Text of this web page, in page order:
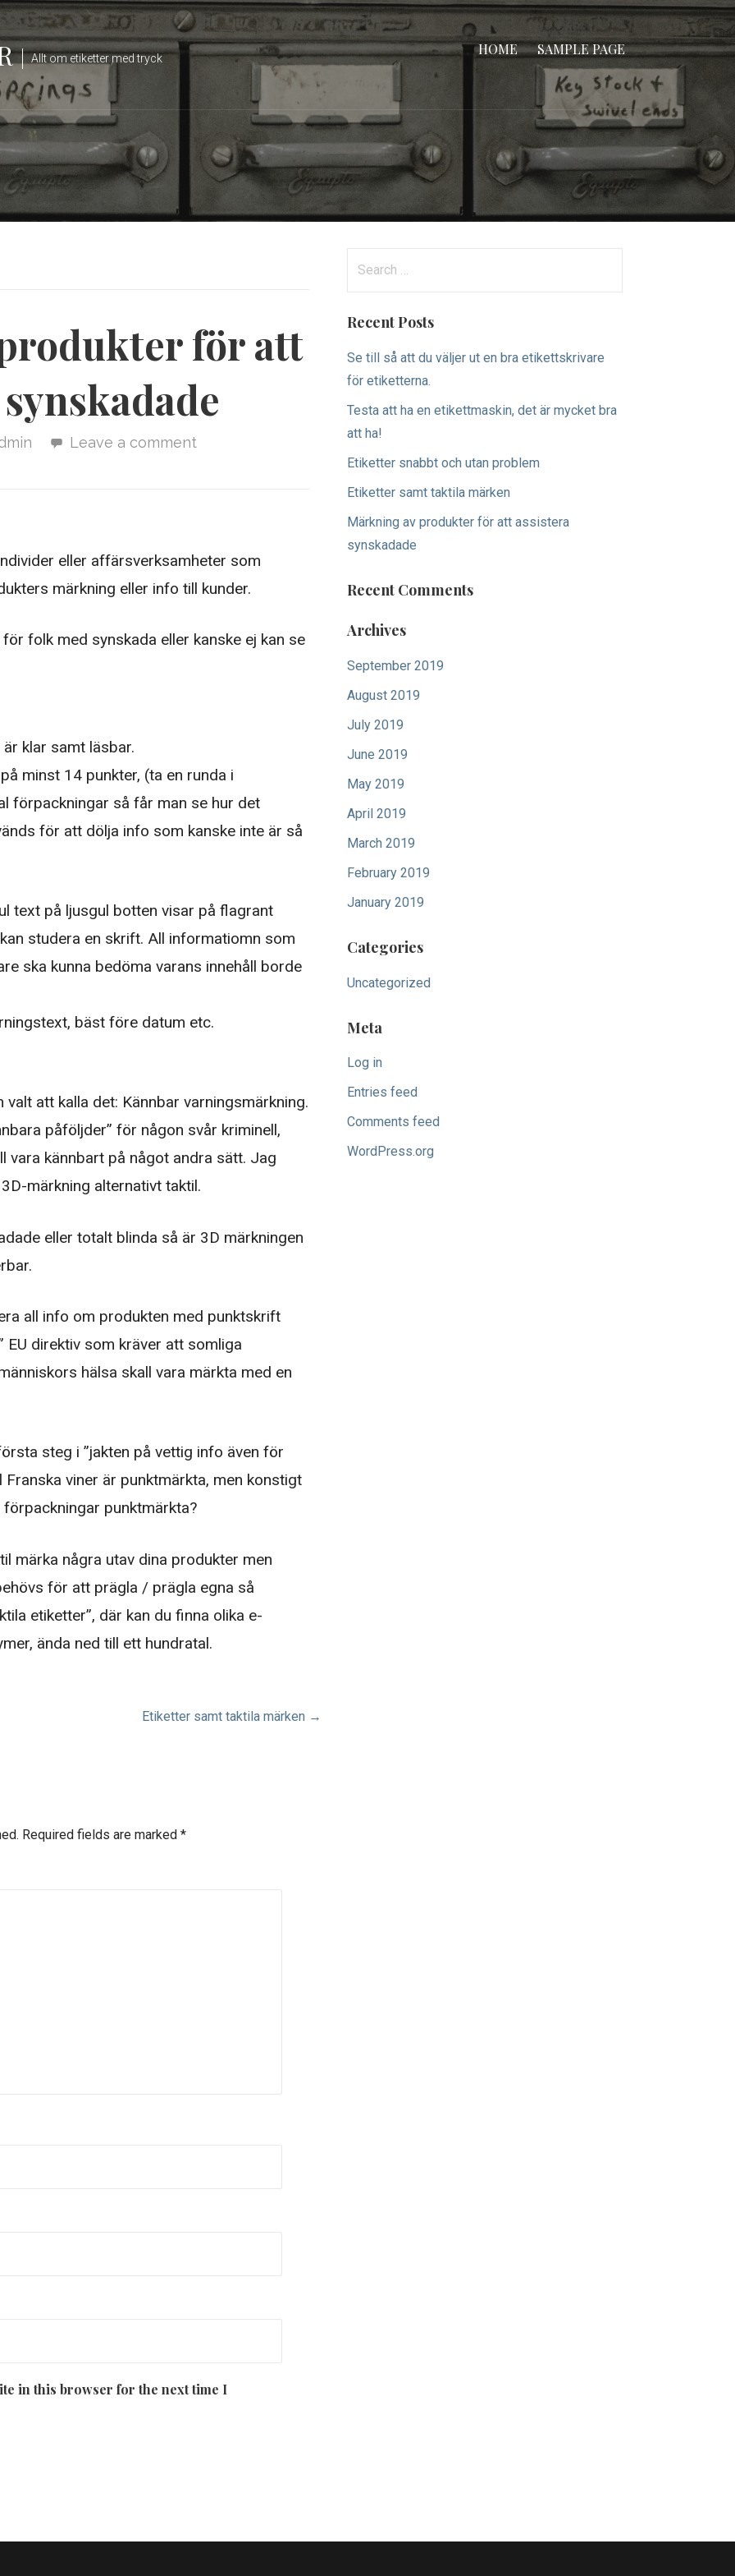
Allt om etiketter med tryck
HOME SAMPLE PAGE
för att
Leave a comment
eller affärsverksamheter som
märkning eller info till kunder.
folk med synskada eller kanske ej kan se
klar samt läsbar.
minst 14 punkter, (ta en runda i
förpackningar så får man se hur det
för att dölja info som kanske inte är så
text på ljusgul botten visar på flagrant
studera en skrift. All informatiomn som
ska kunna bedöma varans innehåll borde
bäst före datum etc.
att kalla det: Kännbar varningsmärkning.
påföljder” för någon svår kriminell,
vara kännbart på något andra sätt. Jag
märkning alternativt taktil.
eller totalt blinda så är 3D märkningen
all info om produkten med punktskrift
EU direktiv som kräver att somliga
hälsa skall vara märkta med en
steg i ”jakten på vettig info även för
viner är punktmärkta, men konstigt
punktmärkta?
märka några utav dina produkter men
för att prägla / prägla egna så
etiketter”, där kan du finna olika e-
ända ned till ett hundratal.
Etiketter samt taktila märken →
Required fields are marked*
in this browser for the next time I
r
c
h
o
r
:
Recent Posts
Se till så att du väljer ut en bra etikettskrivare
för etiketterna.
Testa att ha en etikettmaskin, det är mycket bra
att ha!
Etiketter snabbt och utan problem
Etiketter samt taktila märken
Märkning av produkter för att assistera
synskadade
Recent Comments
Archives
September 2019
August 2019
July 2019
June 2019
May 2019
April 2019
March 2019
February 2019
January 2019
Categories
Uncategorized
Meta
Log in
Entries feed
Comments feed
WordPress.org